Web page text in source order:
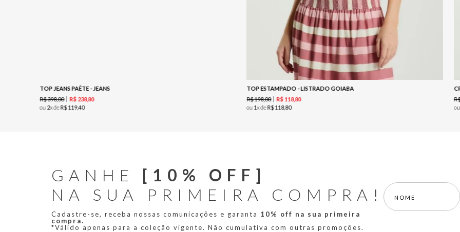
TOP JEANS PAÊTE - JEANS
R$398,00 R$ 238,80
ou 2x deR$119,40
TOP ESTAMPADO - LISTRADO GOIABA
R$198,00 R$ 118,80
ou 1x deR$118,80
GANHE [10% OFF]
NA SUA PRIMEIRA COMPRA!
Cadastre-se, receba nossas comunicações e garanta 10% off na sua primeira
compra.
*Válido apenas para a coleção vigente. Não cumulativa com outras promoções.